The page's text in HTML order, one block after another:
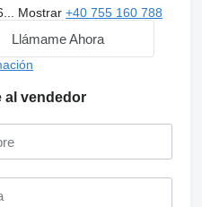
Mostrar+40 755 160 788
Llámame Ahora
al vendedor